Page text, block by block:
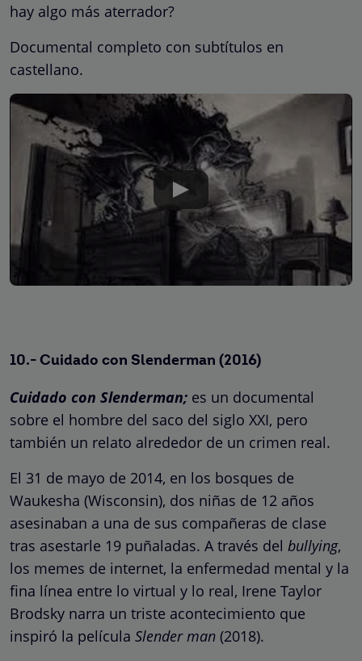
hay algo más aterrador?
Documental completo con subtítulos en
castellano.
10.- Cuidado con Slenderman (2016)
Cuidado con Slenderman; es un documental
sobre el hombre del saco del siglo XXI, pero
también un relato alrededor de un crimen real.
El 31 de mayo de 2014, en los bosques de
Waukesha (Wisconsin), dos niñas de 12 años
asesinaban a una de sus compañeras de clase
tras asestarle 19 puñaladas. A través del bullying,
los memes de internet, la enfermedad mental y la
fina línea entre lo virtual y lo real, Irene Taylor
Brodsky narra un triste acontecimiento que
inspiró la película Slender man (2018).